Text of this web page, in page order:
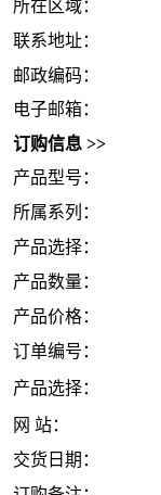
所在区域：
联系地址：
邮政编码：
电子邮箱：
订购信息 >>
产品型号：
所属系列：
产品选择：
产品数量：
产品价格：
订单编号：
产品选择：
网 站：
交货日期：